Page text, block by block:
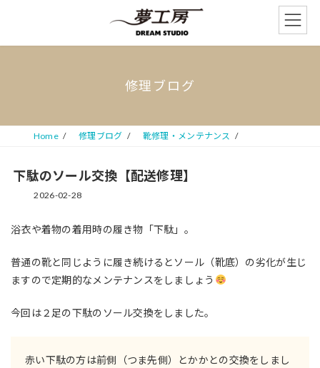
ン
ー
修理ブログ
Home 修理ブログ 靴修理・メンテナンス
下駄のソール交換【配送修理】
2026-02-28
浴衣や着物の着用時の履き物「下駄」。
普通の靴と同じように履き続けるとソール（靴底）の劣化が生じ
ますので定期的なメンテナンスをしましょう
今回は２足の下駄のソール交換をしました。
赤い下駄の方は前側（つま先側）とかかとの交換をしまし